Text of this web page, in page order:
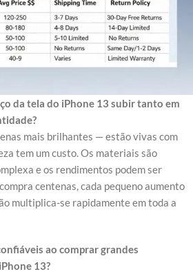
da tela do iPhone 13 subir tanto em
mais brilhantes — estão vivas com
tem um custo. Os materiais são
e os rendimentos podem ser
centenas, cada pequeno aumento
multiplica-se rapidamente em toda a
ao comprar grandes
13?